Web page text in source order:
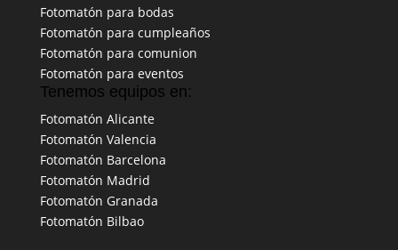
Fotomatón para bodas
Fotomatón para cumpleaños
Fotomatón para comunion
Fotomatón para eventos
Tenemos equipos en:
Fotomatón Alicante
Fotomatón Valencia
Fotomatón Barcelona
Fotomatón Madrid
Fotomatón Granada
Fotomatón Bilbao